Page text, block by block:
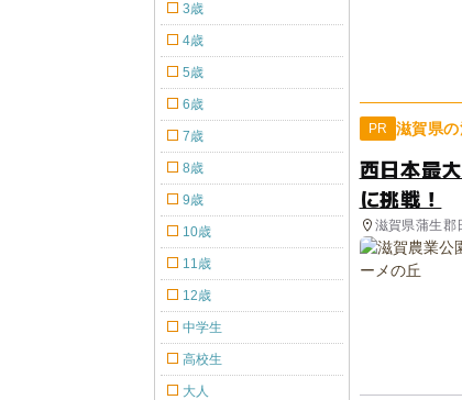
PR 滋賀県
西日本最
に挑戦！
滋賀県蒲生郡
3歳
4歳
5歳
6歳
7歳
8歳
9歳
10歳
11歳
12歳
中学生
高校生
大人